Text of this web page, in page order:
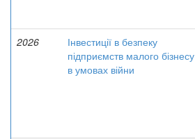
2026
Інвестиції в безпеку
підприємств малого бізнесу
в умовах війни